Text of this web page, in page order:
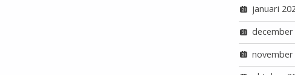
januari
december
november